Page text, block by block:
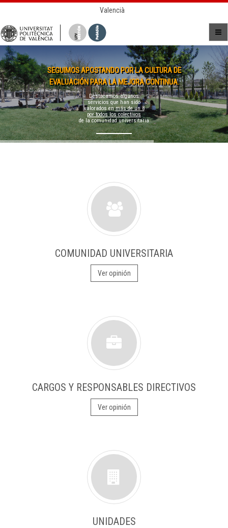
Valencià
SEGUIMOS APOSTANDO POR LA CULTURA DE
EVALUACIÓN PARA LA MEJORA CONTINUA.
Destacamos algunos
servicios que han sido
valorados enmás de un 8
por todos los colectivos
de la comunidad universitaria
COMUNIDAD UNIVERSITARIA
Ver opinión
CARGOS Y RESPONSABLES DIRECTIVOS
Ver opinión
UNIDADES